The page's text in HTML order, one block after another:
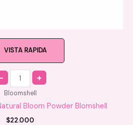
VISTA RAPIDA
Bloomshell
Bloom Powder Blomshell
$22.000